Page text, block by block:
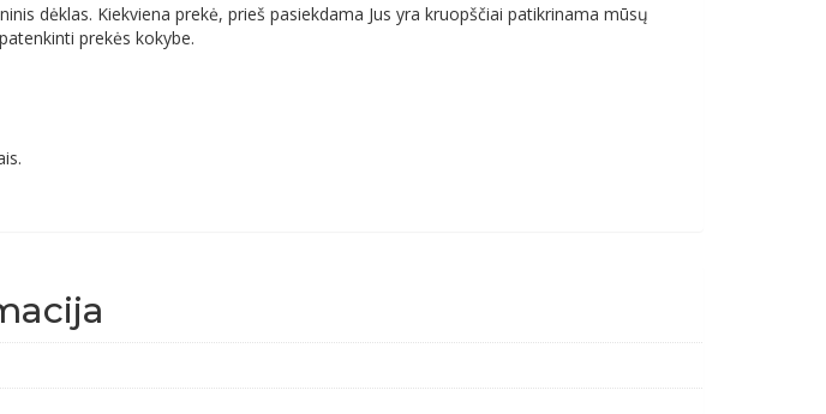
dėklas. Kiekviena prekė, prieš pasiekdama Jus yra kruopščiai patikrinama mūsų
prekės kokybe.